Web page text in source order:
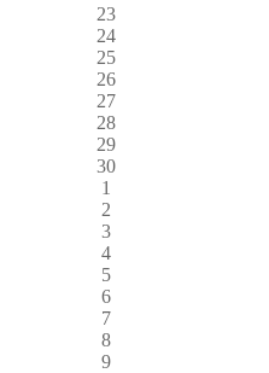
23
24
25
26
27
28
29
30
1
2
3
4
5
6
7
8
9